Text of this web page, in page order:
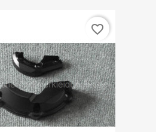
favorite_border